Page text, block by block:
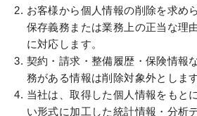
お客様から個人情報の削除を求め
保存義務または業務上の正当な理
に対応します。
契約・請求・整備履歴・保険情報
務がある情報は削除対象外とします
当社は、取得した個人情報をもと
い形式に加工した統計情報・分析